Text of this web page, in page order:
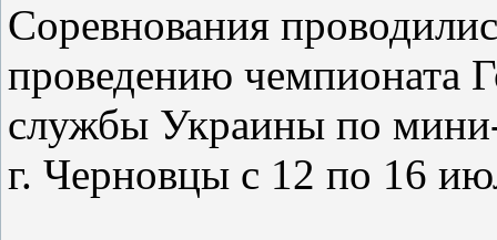
Соревнования
проведению чемпионата
службы Украины по
г. Черновцы с 12 по 16